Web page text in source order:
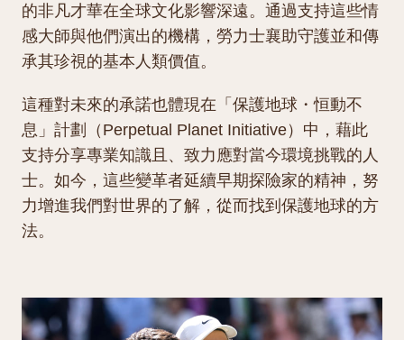
的非凡才華在全球文化影響深遠。通過支持這些情
感大師與他們演出的機構，勞力士襄助守護並和傳
承其珍視的基本人類價值。
這種對未來的承諾也體現在「保護地球・恒動不
息」計劃（Perpetual Planet Initiative）中，藉此
支持分享專業知識且、致力應對當今環境挑戰的人
士。如今，這些變革者延續早期探險家的精神，努
力增進我們對世界的了解，從而找到保護地球的方
法。